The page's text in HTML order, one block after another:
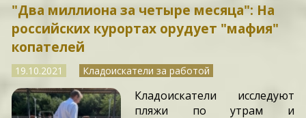
"Два миллиона за четыре месяца": На
российских курортах орудует "мафия"
копателей
19.10.2021 Кладоискатели за работой
Кладоискатели исследуют
пляжи по утрам и